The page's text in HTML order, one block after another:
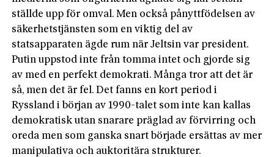
ställde upp för omval. Men också pånyttfödelsen av
säkerhetstjänsten som en viktig del av
statsapparaten ägde rum när Jeltsin var president.
Putin uppstod inte från tomma intet och gjorde sig
av med en perfekt demokrati. Många tror att det är
så, men det är fel. Det fanns en kort period i
Ryssland i början av 1990-talet som inte kan kallas
demokratisk utan snarare präglad av förvirring och
oreda men som ganska snart började ersättas av mer
manipulativa och auktoritära strukturer.